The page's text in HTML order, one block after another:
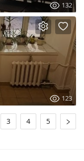
132
123
3 4 5